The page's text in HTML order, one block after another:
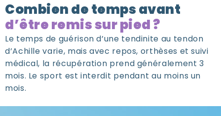
Combien de temps avant
d’être remis sur pied ?
Le temps de guérison d’une tendinite au tendon
d’Achille varie, mais avec repos, orthèses et suivi
médical, la récupération prend généralement 3
mois. Le sport est interdit pendant au moins un
mois.